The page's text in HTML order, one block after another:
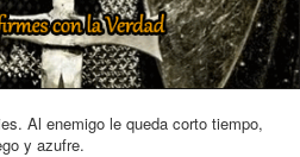
Al enemigo le queda corto tiempo,
y azufre.